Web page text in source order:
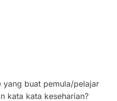
yang buat pemula/pelajar
kata kata keseharian?